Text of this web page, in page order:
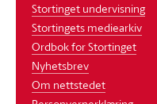
Stortinget undervisning
Stortingets mediearkiv
Ordbok for Stortinget
Nyhetsbrev
Om nettstedet